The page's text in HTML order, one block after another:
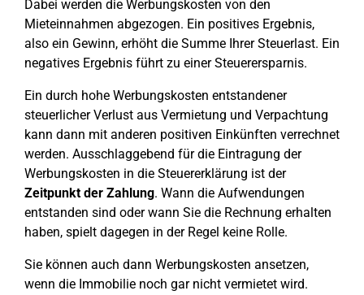
Dabei werden die Werbungskosten von den
Mieteinnahmen abgezogen. Ein positives Ergebnis,
also ein Gewinn, erhöht die Summe Ihrer Steuerlast. Ein
negatives Ergebnis führt zu einer Steuerersparnis.
Ein durch hohe Werbungskosten entstandener
steuerlicher Verlust aus Vermietung und Verpachtung
kann dann mit anderen positiven Einkünften verrechnet
werden. Ausschlaggebend für die Eintragung der
Werbungskosten in die Steuererklärung ist der
Zeitpunkt der Zahlung. Wann die Aufwendungen
entstanden sind oder wann Sie die Rechnung erhalten
haben, spielt dagegen in der Regel keine Rolle.
Sie können auch dann Werbungskosten ansetzen,
wenn die Immobilie noch gar nicht vermietet wird.